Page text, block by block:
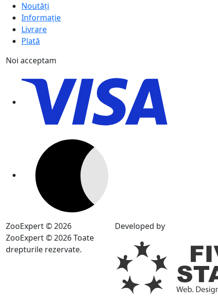
Noutăți
Informație
Livrare
Plată
Noi acceptam
ZooExpert © 2026
ZooExpert © 2026 Toate
drepturile rezervate.
Developed by